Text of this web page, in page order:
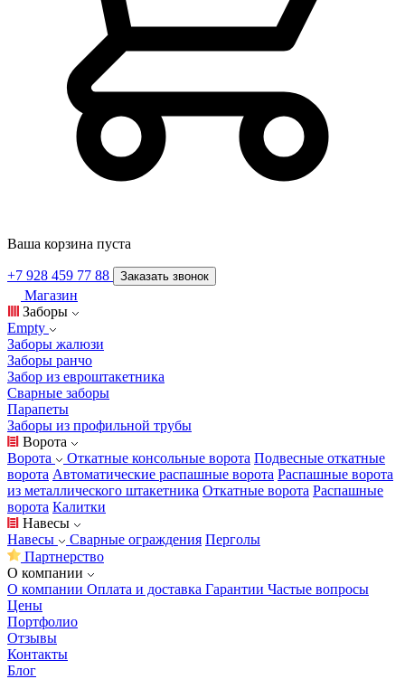
Ваша корзина пуста
+7 928 459 77 88 Заказать звонок
Магазин
Заборы
Empty
Заборы жалюзи
Заборы ранчо
Забор из евроштакетника
Сварные заборы
Парапеты
Заборы из профильной трубы
Ворота
Ворота
Откатные консольные ворота Подвесные откатные
ворота Автоматические распашные ворота Распашные ворота
из металлического штакетника Откатные ворота Распашные
ворота Калитки
Навесы
Навесы
Сварные ограждения Перголы
Партнерство
О компании
О компании Оплата и доставка Гарантии Частые вопросы
Цены
Портфолио
Отзывы
Контакты
Блог